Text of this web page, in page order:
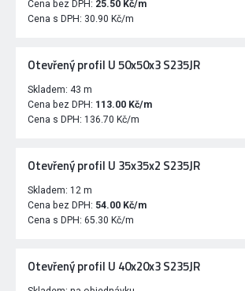
Cena bez DPH: 25.50 Kč/m
Cena s DPH: 30.90 Kč/m
Otevřený profil U 50x50x3 S235JR
Skladem: 43 m
Cena bez DPH: 113.00 Kč/m
Cena s DPH: 136.70 Kč/m
Otevřený profil U 35x35x2 S235JR
Skladem: 12 m
Cena bez DPH: 54.00 Kč/m
Cena s DPH: 65.30 Kč/m
Otevřený profil U 40x20x3 S235JR